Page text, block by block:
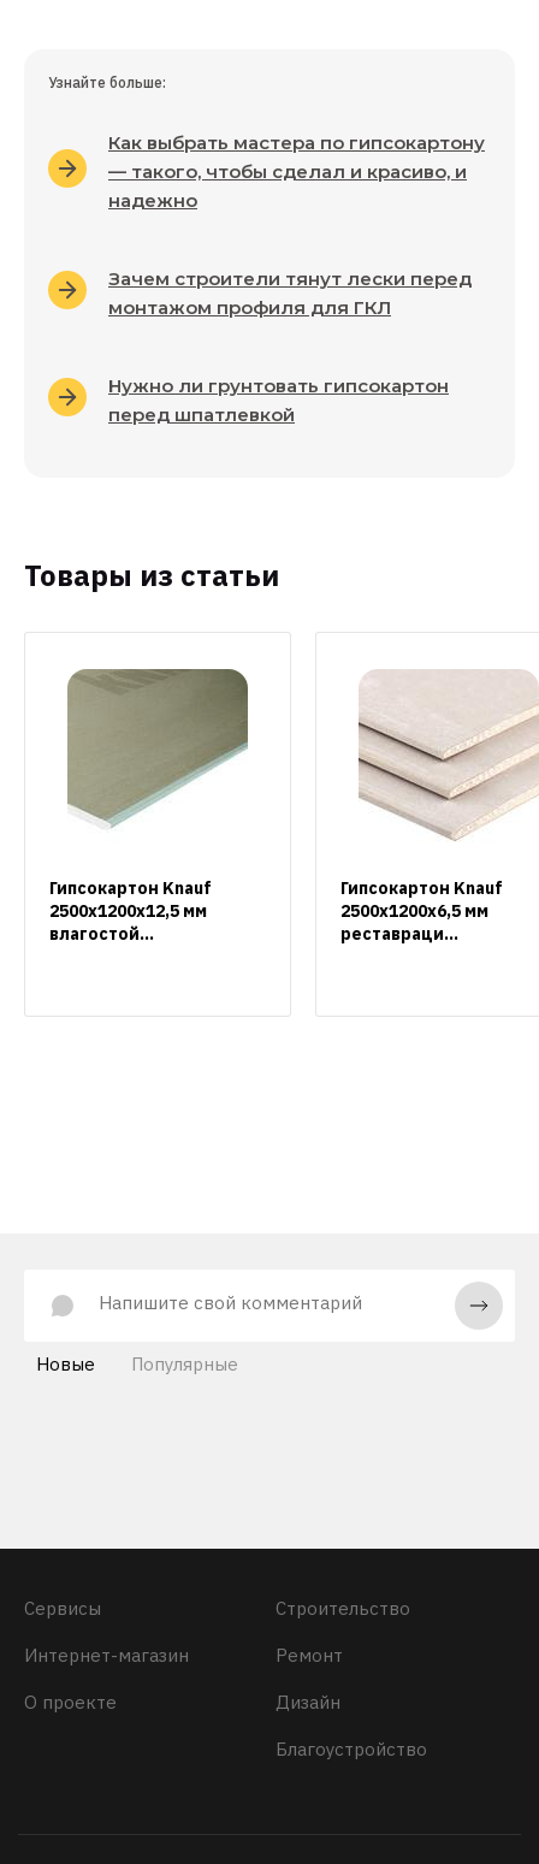
Узнайте больше:
Как выбрать мастера по гипсокартону
— такого, чтобы сделал и красиво, и
надежно
Зачем строители тянут лески перед
монтажом профиля для ГКЛ
Нужно ли грунтовать гипсокартон
перед шпатлевкой
Товары из статьи
Гипсокартон Knauf
2500х1200х12,5 мм
влагостой...
Гипсокартон Knauf
2500х1200х6,5 мм
реставраци...
Новые Популярные
Сервисы
Интернет-магазин
О проекте
Строительство
Ремонт
Дизайн
Благоустройство